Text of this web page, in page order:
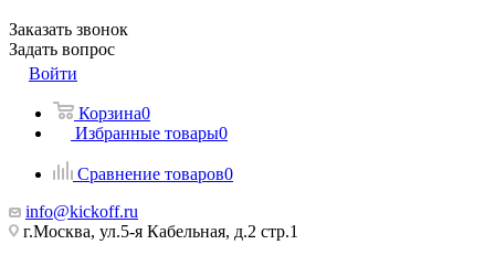
Заказать звонок
Задать вопрос
Войти
Корзина0
Избранные товары0
Сравнение товаров0
info@kickoff.ru
г.Москва, ул.5-я Кабельная, д.2 стр.1